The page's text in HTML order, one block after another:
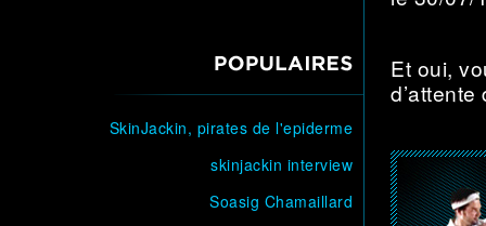
POPULAIRES3
SkinJackin, pirates de l'epiderme
skinjackin interview
Soasig Chamaillard
Et oui,